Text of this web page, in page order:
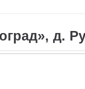
д.